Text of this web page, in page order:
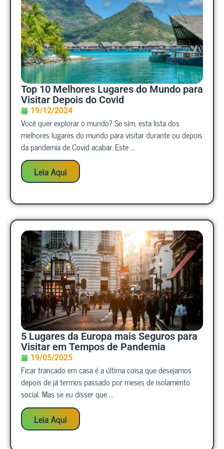
Top 10 Melhores Lugares do Mundo para
Visitar Depois do Covid
19/12/2024
Você quer explorar o mundo? Se sim, esta lista dos
melhores lugares do mundo para visitar durante ou depois
da pandemia de Covid acabar. Este ...
Leia Aqui
5 Lugares da Europa mais Seguros para
Visitar em Tempos de Pandemia
19/05/2025
Ficar trancado em casa é a última coisa que desejamos
depois de já termos passado por meses de isolamento
social. Mas se eu disser que ...
Leia Aqui